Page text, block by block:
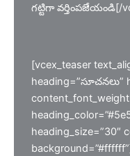
గట్టిగా వర్తింపజేయండి[/
[vcex_teaser
heading=”సూచనలు”
heading_size=”30″